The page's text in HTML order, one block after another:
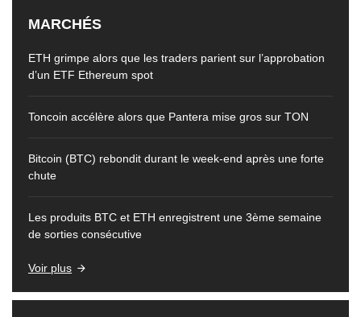
MARCHÉS
ETH grimpe alors que les traders parient sur l’approbation
d’un ETF Ethereum spot
Toncoin accélère alors que Pantera mise gros sur TON
Bitcoin (BTC) rebondit durant le week-end après une forte
chute
Les produits BTC et ETH enregistrent une 3ème semaine
de sorties consécutive
Voir plus